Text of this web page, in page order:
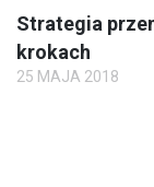
Strategia
krokach
25 MAJA 2018